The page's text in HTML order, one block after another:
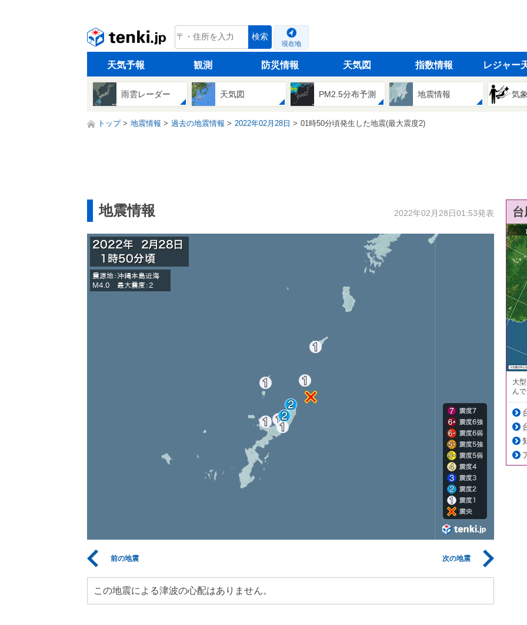
tenki.jp 検索
現在地
天気予報 観測 防災情報 天気図 指数情報 レジャー
雨雲レーダー 天気図 PM2.5分布予測 地震情報 気
トップ 地震情報 過去の地震情報 2022年02月28日 01時50分頃発生した地震(最大震度2)
地震情報 2022年02月28日01:53発表
前の地震 次の地震
この地震による津波の心配はありません。
大
ん